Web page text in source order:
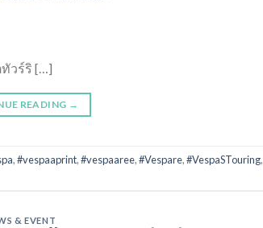
วร์ริ […]
READING →
,#vespaaprint,#vespaaree,#Vespare,#VespaSTouring,
& EVENT